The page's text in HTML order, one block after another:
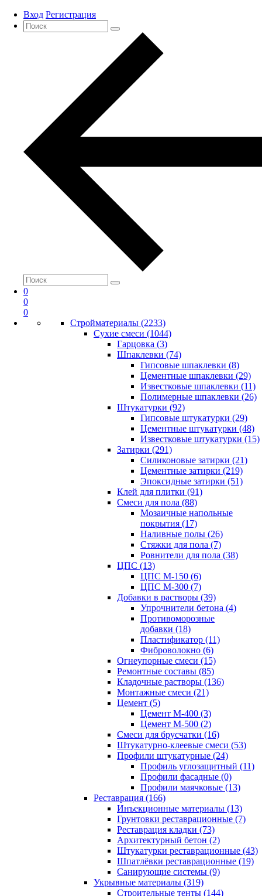
Вход Регистрация
0
0
0
Стройматериалы (2233)
Сухие смеси (1044)
Гарцовка (3)
Шпаклевки (74)
Гипсовые шпаклевки (8)
Цементные шпаклевки (29)
Известковые шпаклевки (11)
Полимерные шпаклевки (26)
Штукатурки (92)
Гипсовые штукатурки (29)
Цементные штукатурки (48)
Известковые штукатурки (15)
Затирки (291)
Силиконовые затирки (21)
Цементные затирки (219)
Эпоксидные затирки (51)
Клей для плитки (91)
Смеси для пола (88)
Мозаичные напольные
покрытия (17)
Наливные полы (26)
Стяжки для пола (7)
Ровнители для пола (38)
ЦПС (13)
ЦПС М-150 (6)
ЦПС М-300 (7)
Добавки в растворы (39)
Упрочнители бетона (4)
Противоморозные
добавки (18)
Пластификатор (11)
Фиброволокно (6)
Огнеупорные смеси (15)
Ремонтные составы (85)
Кладочные растворы (136)
Монтажные смеси (21)
Цемент (5)
Цемент М-400 (3)
Цемент М-500 (2)
Смеси для брусчатки (16)
Штукатурно-клеевые смеси (53)
Профили штукатурные (24)
Профиль углозащитный (11)
Профили фасадные (0)
Профили маячковые (13)
Реставрация (166)
Инъекционные материалы (13)
Грунтовки реставрационные (7)
Реставрация кладки (73)
Архитектурный бетон (2)
Штукатурки реставрационные (43)
Шпатлёвки реставрационные (19)
Санирующие системы (9)
Укрывные материалы (319)
Строительные тенты (144)